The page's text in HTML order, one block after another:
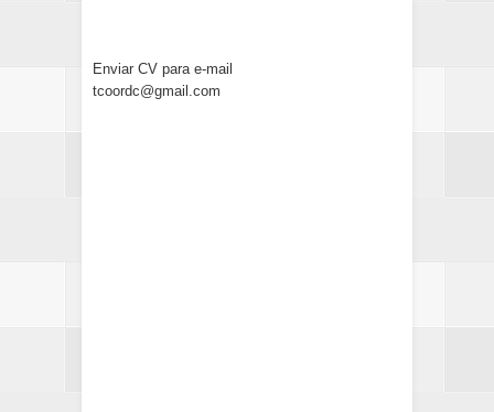
Enviar CV para e-mail
tcoordc@gmail.com